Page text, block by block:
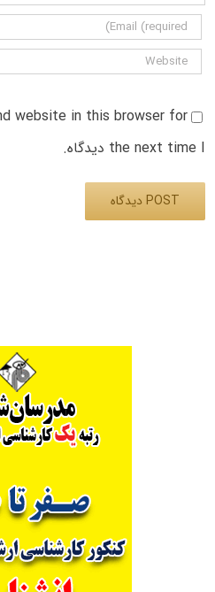
website in this browser for
the next time I دیدگاه.